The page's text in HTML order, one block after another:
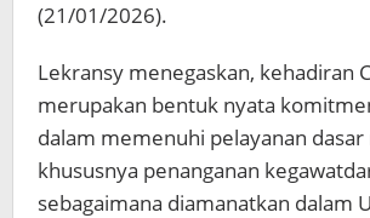
(21/01/2026).
Lekransy menegaskan, kehadiran
merupakan bentuk nyata
dalam memenuhi pelayanan dasar
khususnya penanganan
sebagaimana diamanatkan dalam